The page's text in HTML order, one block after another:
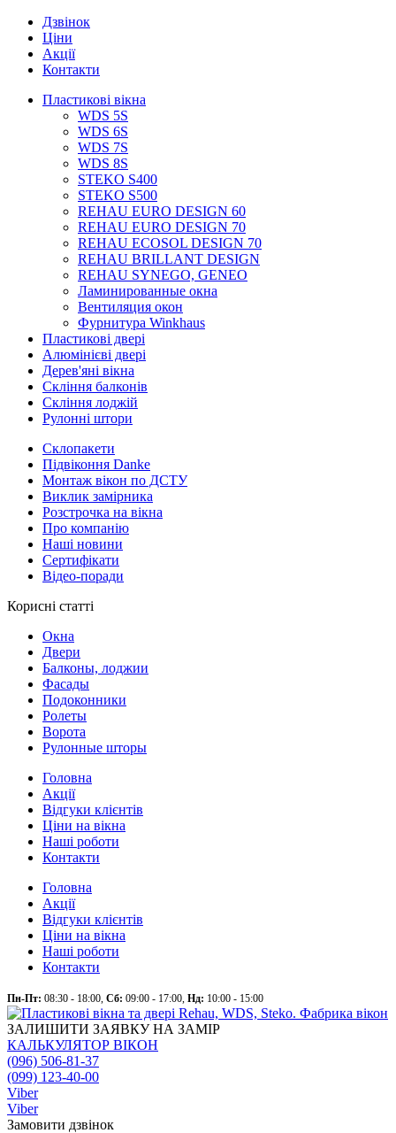
Дзвінок
Ціни
Акції
Контакти
Пластикові вікна
WDS 5S
WDS 6S
WDS 7S
WDS 8S
STEKO S400
STEKO S500
REHAU EURO DESIGN 60
REHAU EURO DESIGN 70
REHAU ECOSOL DESIGN 70
REHAU BRILLANT DESIGN
REHAU SYNEGO, GENEO
Ламинированные окна
Вентиляция окон
Фурнитура Winkhaus
Пластикові двері
Алюмінієві двері
Дерев'яні вікна
Скління балконів
Скління лоджій
Рулонні штори
Склопакети
Підвіконня Danke
Монтаж вікон по ДСТУ
Виклик замірника
Розстрочка на вікна
Про компанію
Наші новини
Сертифікати
Відео-поради
Корисні статті
Окна
Двери
Балконы, лоджии
Фасады
Подоконники
Ролеты
Ворота
Рулонные шторы
Головна
Акції
Відгуки клієнтів
Ціни на вікна
Наші роботи
Контакти
Головна
Акції
Відгуки клієнтів
Ціни на вікна
Наші роботи
Контакти
Пн-Пт: 08:30 - 18:00, Сб: 09:00 - 17:00, Нд: 10:00 - 15:00
ЗАЛИШИТИ ЗАЯВКУ НА ЗАМІР
КАЛЬКУЛЯТОР ВІКОН
(096) 506-81-37
(099) 123-40-00
Viber
Viber
Замовити дзвінок